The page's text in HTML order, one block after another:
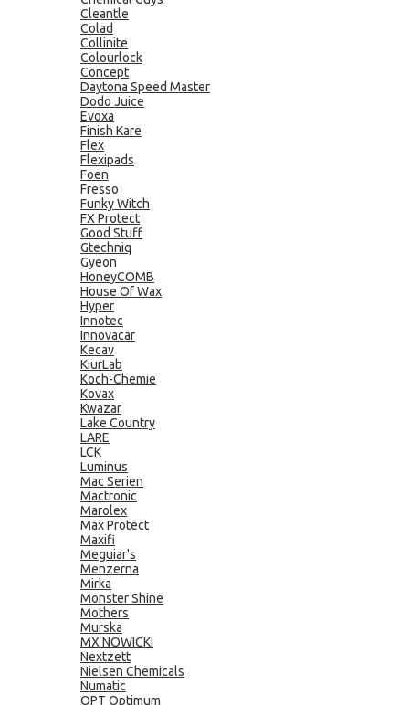
Cleantle
Colad
Collinite
Colourlock
Concept
Daytona Speed Master
Dodo Juice
Evoxa
Finish Kare
Flex
Flexipads
Foen
Fresso
Funky Witch
FX Protect
Good Stuff
Gtechniq
Gyeon
HoneyCOMB
House Of Wax
Hyper
Innotec
Innovacar
Kecav
KiurLab
Koch-Chemie
Kovax
Kwazar
Lake Country
LARE
LCK
Luminus
Mac Serien
Mactronic
Marolex
Max Protect
Maxifi
Meguiar's
Menzerna
Mirka
Monster Shine
Mothers
Murska
MX NOWICKI
Nextzett
Nielsen Chemicals
Numatic
OPT Optimum